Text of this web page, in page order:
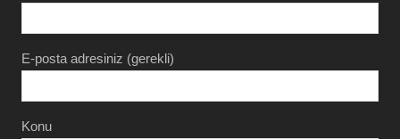
E-posta adresiniz (gerekli)
Konu